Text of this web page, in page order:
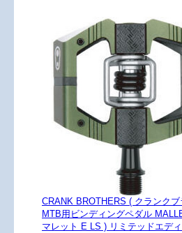
CRANK BROTHERS ( クランク
MTB用ビンディングペダル
マレット E LS ) リミテッドエデ